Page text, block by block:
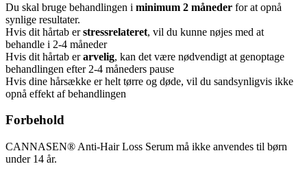
Du skal bruge behandlingen i minimum 2 måneder for at opnå
synlige resultater.
Hvis dit hårtab erstressrelateret, vil du kunne nøjes med at
behandle i 2-4 måneder
Hvis dit hårtab erarvelig, kan det være nødvendigt at genoptage
behandlingen efter 2-4 måneders pause
Hvis dine hårsække er helt tørre og døde, vil du sandsynligvis ikke
opnå effekt af behandlingen
Forbehold
CANNASEN® Anti-Hair Loss Serum må ikke anvendes til børn
under 14 år.